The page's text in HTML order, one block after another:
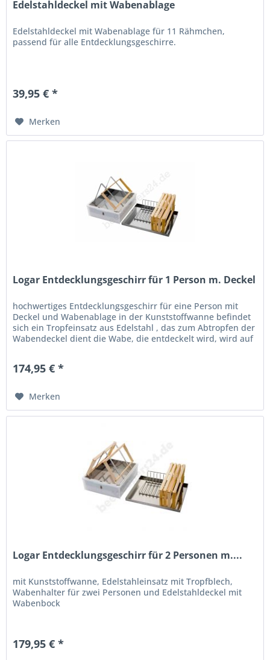
Edelstahldeckel mit Wabenablage
Edelstahldeckel mit Wabenablage für 11 Rähmchen,
passend für alle Entdecklungsgeschirre.
39,95 € *
Merken
Logar Entdecklungsgeschirr für 1 Person m. Deckel
hochwertiges Entdecklungsgeschirr für eine Person mit
Deckel und Wabenablage in der Kunststoffwanne befindet
sich ein Tropfeinsatz aus Edelstahl , das zum Abtropfen der
Wabendeckel dient die Wabe, die entdeckelt wird, wird auf
174,95 € *
Merken
Logar Entdecklungsgeschirr für 2 Personen m....
mit Kunststoffwanne, Edelstahleinsatz mit Tropfblech,
Wabenhalter für zwei Personen und Edelstahldeckel mit
Wabenbock
179,95 € *